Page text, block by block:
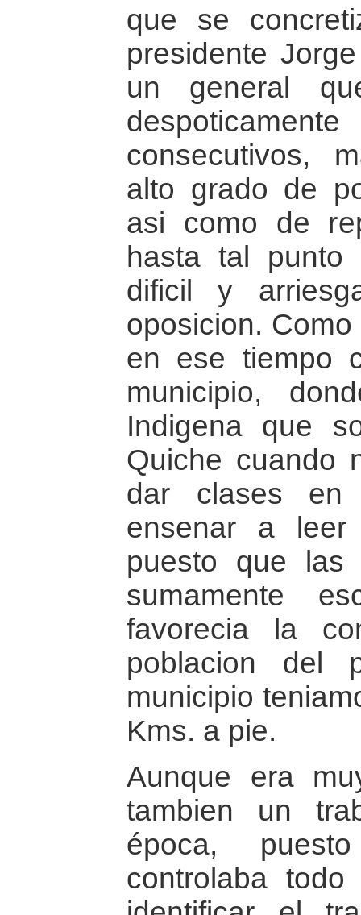
que se
presidente
un general
consecutivos,
alto grado de
asi como de
hasta tal punto
dificil y
oposicion.
en ese tiempo
municipio,
Indigena que
Quiche cuando
dar clases en
ensenar a leer
puesto que las
sumamente
favorecia la
poblacion del
municipio
Kms. a pie.
Aunque era
tambien un
época,
controlaba